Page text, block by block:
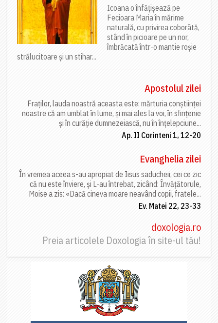
Icoana o înfățișează pe
Fecioara Maria în mărime
naturală, cu privirea coborâtă,
stând în picioare pe un nor,
îmbrăcată într-o mantie roșie
strălucitoare și un stihar...
Apostolul zilei
Fraților, lauda noastră aceasta este: mărturia conștiinței
noastre că am umblat în lume, și mai ales la voi, în sfințenie
și în curăție dumnezeiască, nu în înțelepciune...
Ap. II Corinteni 1, 12-20
Evanghelia zilei
În vremea aceea s-au apropiat de Iisus saducheii, cei ce zic
că nu este înviere, și L-au întrebat, zicând: Învățătorule,
Moise a zis: «Dacă cineva moare neavând copii, fratele...
Ev. Matei 22, 23-33
doxologia.ro
Preia articolele Doxologia în site-ul tău!